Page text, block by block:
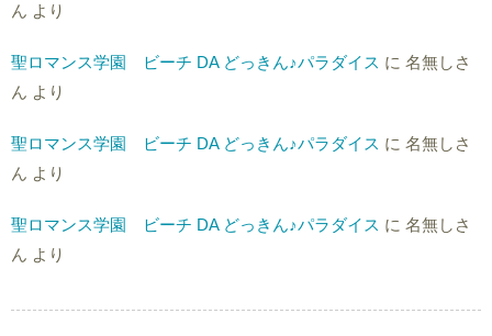
ん より
聖ロマンス学園 ビーチ DA どっきん♪パラダイス に 名無しさ
ん より
聖ロマンス学園 ビーチ DA どっきん♪パラダイス に 名無しさ
ん より
聖ロマンス学園 ビーチ DA どっきん♪パラダイス に 名無しさ
ん より